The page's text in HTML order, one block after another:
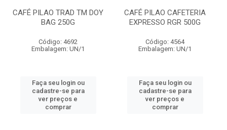
CAFÉ PILAO TRAD TM DOY
BAG 250G
Código: 4692
Embalagem: UN/1
Faça seu login ou
cadastre-se para
ver preços e
comprar
CAFÉ PILAO CAFETERIA
EXPRESSO RGR 500G
Código: 4564
Embalagem: UN/1
Faça seu login ou
cadastre-se para
ver preços e
comprar